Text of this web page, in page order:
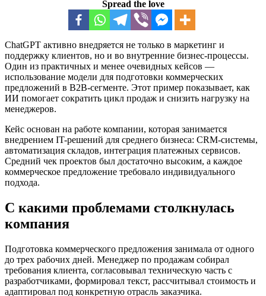
Spread the love
ChatGPT активно внедряется не только в маркетинг и
поддержку клиентов, но и во внутренние бизнес-процессы.
Один из практичных и менее очевидных кейсов —
использование модели для подготовки коммерческих
предложений в B2B-сегменте. Этот пример показывает, как
ИИ помогает сократить цикл продаж и снизить нагрузку на
менеджеров.
Кейс основан на работе компании, которая занимается
внедрением IT-решений для среднего бизнеса: CRM-системы,
автоматизация складов, интеграция платежных сервисов.
Средний чек проектов был достаточно высоким, а каждое
коммерческое предложение требовало индивидуального
подхода.
С какими проблемами столкнулась
компания
Подготовка коммерческого предложения занимала от одного
до трех рабочих дней. Менеджер по продажам собирал
требования клиента, согласовывал техническую часть с
разработчиками, формировал текст, рассчитывал стоимость и
адаптировал под конкретную отрасль заказчика.